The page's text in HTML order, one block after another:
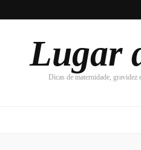
Lugar
Dicas de maternidade, gravidez